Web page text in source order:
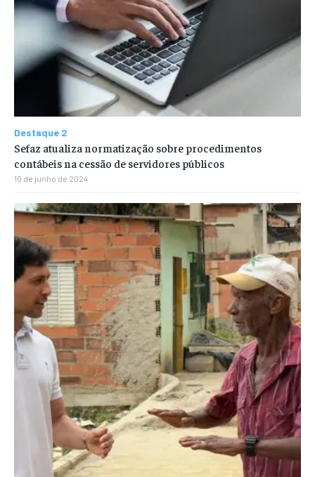
Destaque 2
Sefaz atualiza normatização sobre procedimentos
contábeis na cessão de servidores públicos
10 de junho de 2024